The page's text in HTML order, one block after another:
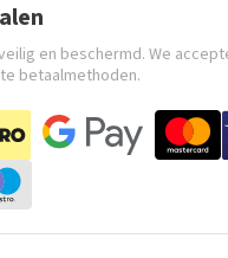
en beschermd. We
betaalmethoden.